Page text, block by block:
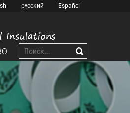
русский Español